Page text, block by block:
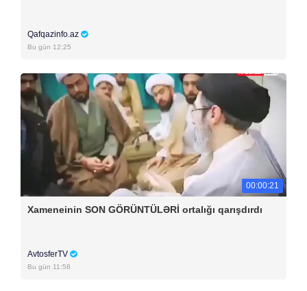
Qafqazinfo.az
Bu gün 12:25
00:00:21
Xameneinin SON GÖRÜNTÜLƏRİ ortalığı qarışdırdı
AvtosferTV
Bu gün 11:58